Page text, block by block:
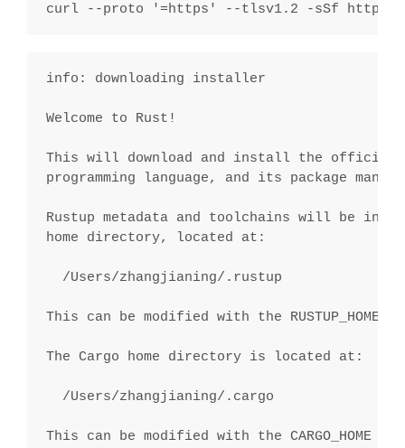
curl --proto '=https' --tlsv1.2 -sSf
info: downloading installer
Welcome to Rust!
This will download and install the official
programming language, and its package
Rustup metadata and toolchains will be
home directory, located at:
  /Users/zhangjianing/.rustup
This can be modified with the RUSTUP_HOME
The Cargo home directory is located at:
  /Users/zhangjianing/.cargo
This can be modified with the CARGO_HOME